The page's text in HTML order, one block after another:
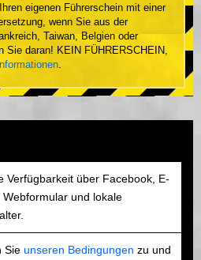
eigenen Führerschein mit einer
wenn Sie aus der
Taiwan, Belgien oder
Sie daran! KEIN FÜHRERSCHEIN,
Verfügbarkeit über Facebook, E-
Webformular und lokale
Sie unseren Bedingungen zu und